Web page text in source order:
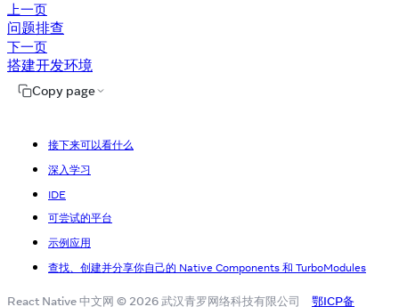
上一页
问题排查
下一页
搭建开发环境
Copy page
接下来可以看什么
深入学习
IDE
可尝试的平台
示例应用
查找、创建并分享你自己的 Native Components 和 TurboModules
React Native 中文网 © 2026 武汉青罗网络科技有限公司
鄂ICP备